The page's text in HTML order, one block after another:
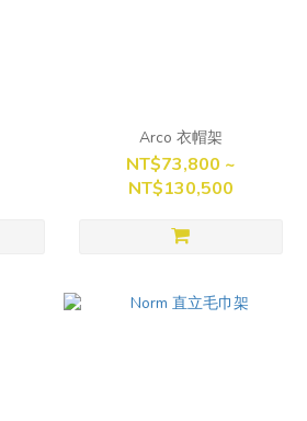
Arco 衣帽架
NT$73,800 ~
NT$130,500